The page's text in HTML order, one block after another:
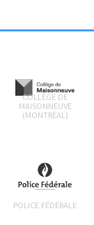
COLLÈGE DE
MAISONNEUVE
(MONTRÉAL)
POLICE FÉDÉRALE